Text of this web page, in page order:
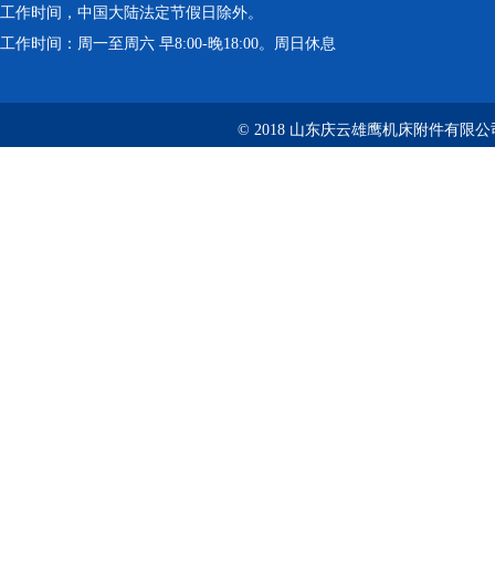
工作时间，中国大陆法定节假日除外。
工作时间：周一至周六 早8:00-晚18:00。周日休息
© 2018 山东庆云雄鹰机床附件有限